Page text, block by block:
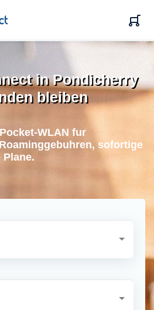
in Pondicherry
bleiben
WLAN fur
sofortige